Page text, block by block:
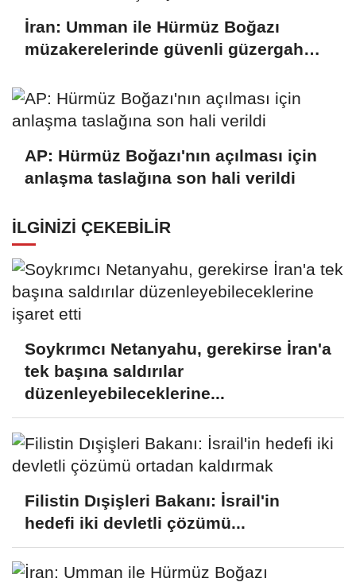
İran: Umman ile Hürmüz Boğazı
müzakerelerinde güvenli güzergah
AP: Hürmüz Boğazı'nın açılması için
anlaşma taslağına son hali verildi
İLGINIZI ÇEKEBILIR
Soykrımcı Netanyahu, gerekirse İran'a
tek başına saldırılar
düzenleyebileceklerine...
Filistin Dışişleri Bakanı: İsrail'in
hedefi iki devletli çözümü...